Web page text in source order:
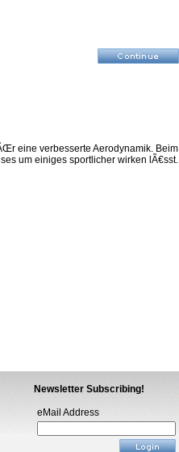
eine verbesserte Aerodynamik. Beim
um einiges sportlicher wirken lÃ€sst.
Newsletter Subscribing!
eMail Address